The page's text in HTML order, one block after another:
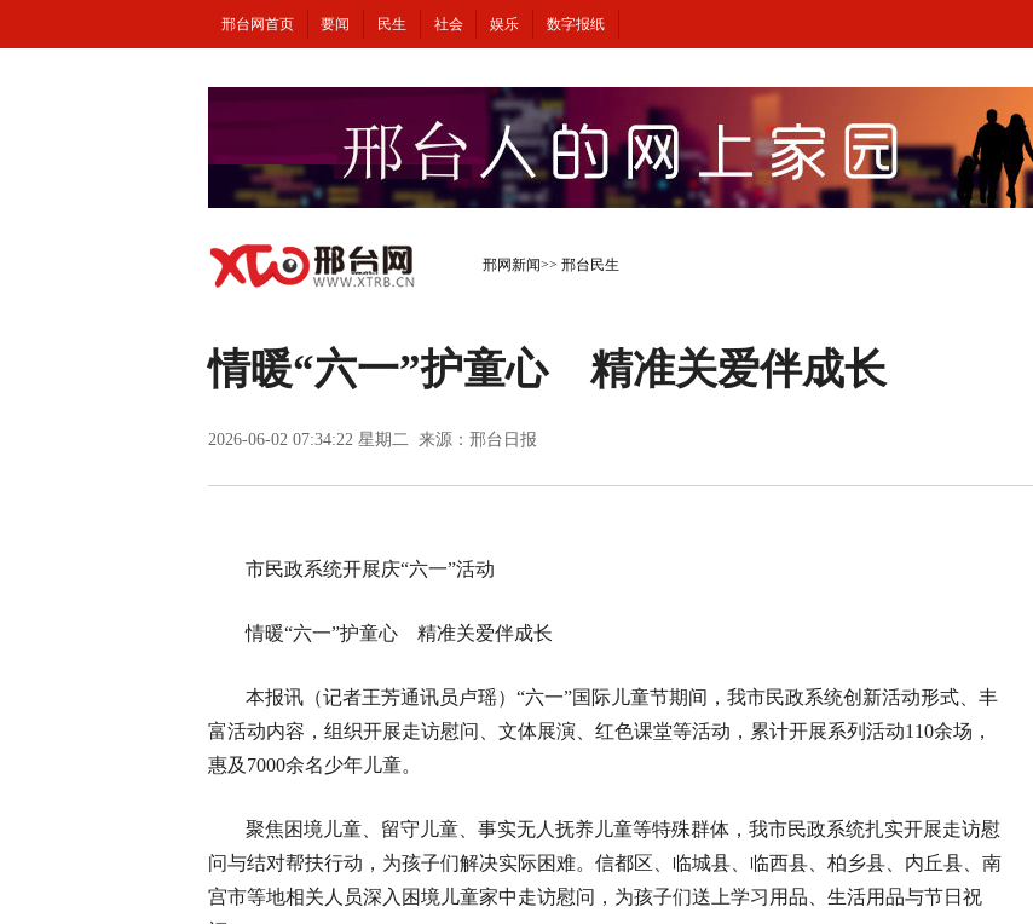
邢台网首页 要闻 民生 社会 娱乐 数字报纸
邢网新闻>> 邢台民生
情暖“六一”护童心 精准关爱伴成长
2026-06-02 07:34:22 星期二 来源：邢台日报
市民政系统开展庆“六一”活动
情暖“六一”护童心 精准关爱伴成长
本报讯（记者王芳通讯员卢瑶）“六一”国际儿童节期间，我市民政系统创新活动形式、丰
富活动内容，组织开展走访慰问、文体展演、红色课堂等活动，累计开展系列活动110余场，
惠及7000余名少年儿童。
聚焦困境儿童、留守儿童、事实无人抚养儿童等特殊群体，我市民政系统扎实开展走访慰
问与结对帮扶行动，为孩子们解决实际困难。信都区、临城县、临西县、柏乡县、内丘县、南
宫市等地相关人员深入困境儿童家中走访慰问，为孩子们送上学习用品、生活用品与节日祝